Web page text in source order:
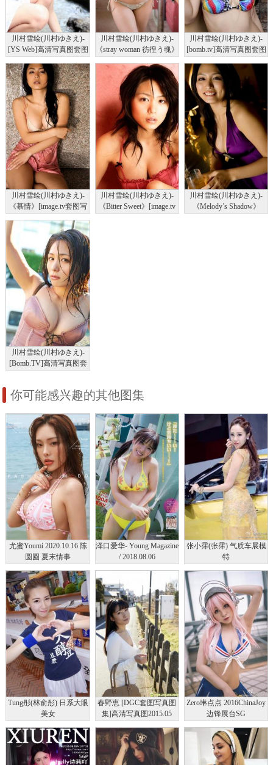
川村雪绘(川村ゆきえ)-
[YS Web]高清写真图套图
川村雪绘(川村ゆきえ)-
《stray woman 彷徨う魂》
清写真图
川村雪绘(川村ゆきえ)-
[bomb.tv]高清写真图套图
川村雪绘(川村ゆきえ)-
《慕情》[image.tv套图写
川村雪绘(川村ゆきえ)-
《Bitter Sweet》[image.tv
川村雪绘(川村ゆきえ)-
《Melody’s Shadow》
川村雪绘(川村ゆきえ)-
[Bomb.TV]高清写真图套
你可能感兴趣的其他图集
尤蜜Youmi 2020.10.16 陈
圆圆 夏末情事
泽口爱华- Young Magazine
/ 2018.08.06
张小霈(张霈) 气质车展模
特
Tung彤(林俞彤) 日系大眼
美女
春野恵 [DGC套图写真图
集]高清写真图2015.05
Zero琳点点 2016ChinaJoy
边锋展台SG